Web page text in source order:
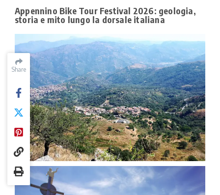
Share
Appennino Bike Tour Festival 2026: geologia,
storia e mito lungo la dorsale italiana
Share